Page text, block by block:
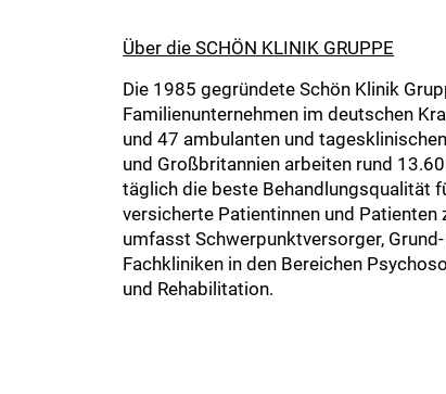
Über die SCHÖN KLINIK GRUPPE
Die 1985 gegründete Schön Klinik
Familienunternehmen im deutschen
und 47 ambulanten und
und Großbritannien arbeiten rund
täglich die beste Behandlungsqualität
versicherte Patientinnen und Patienten
umfasst Schwerpunktversorger,
Fachkliniken in den Bereichen
und Rehabilitation.